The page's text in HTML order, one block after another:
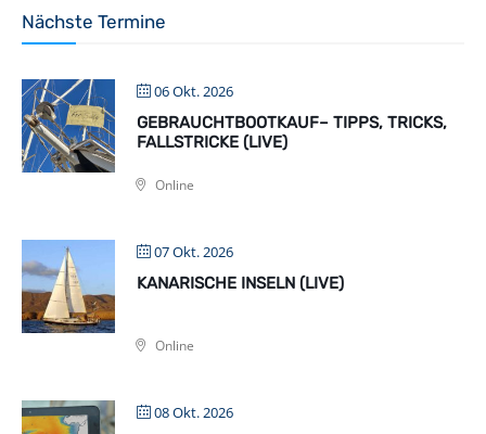
Nächste Termine
06 Okt. 2026
GEBRAUCHTBOOTKAUF– TIPPS, TRICKS,
FALLSTRICKE (LIVE)
Online
07 Okt. 2026
KANARISCHE INSELN (LIVE)
Online
08 Okt. 2026